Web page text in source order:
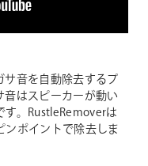
音を自動除去するプ
はスピーカーが動い
。RustleRemoverは
ンポイントで除去しま